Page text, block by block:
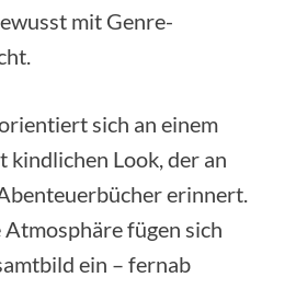
mit Genre-
sich an einem
kindlichen Look, der an
erinnert.
fügen sich
ein – fernab